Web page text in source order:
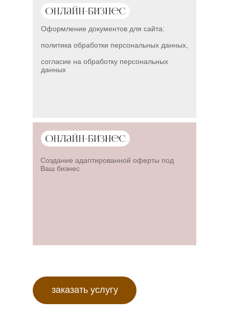
Оформление документов для сайта:
политика обработки персональных данных,
согласие на обработку персональных
данных
заказать услугу
Создание адаптированной оферты под
Ваш бизнес